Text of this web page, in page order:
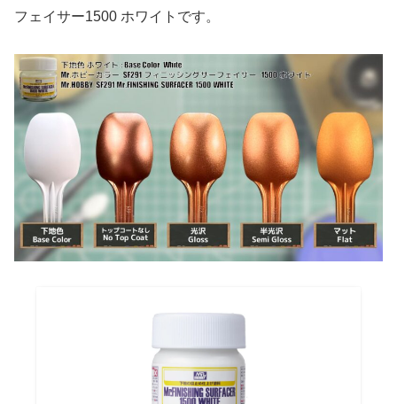
フェイサー1500 ホワイトです。